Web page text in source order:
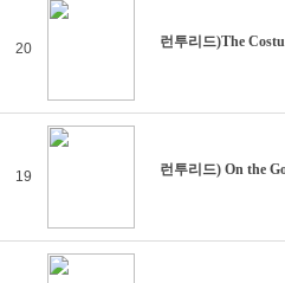
20 런투리드)The
19 런투리드) On the